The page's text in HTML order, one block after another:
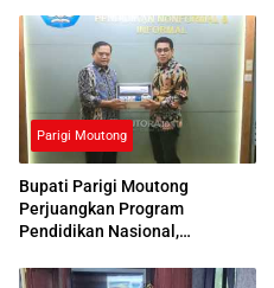
Parigi Moutong
Bupati Parigi Moutong
Perjuangkan Program
Pendidikan Nasional,
Respons Positif